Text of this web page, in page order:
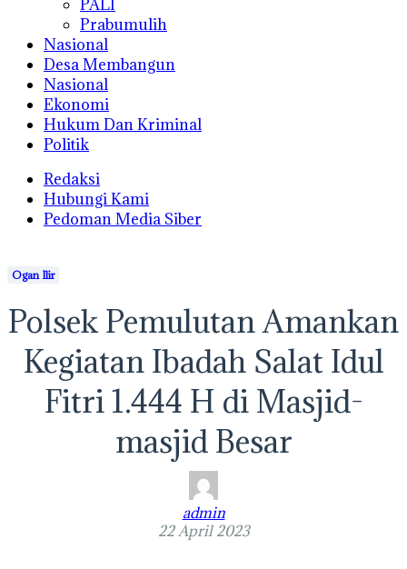
PALI
Prabumulih
Nasional
Desa Membangun
Nasional
Ekonomi
Hukum Dan Kriminal
Politik
Redaksi
Hubungi Kami
Pedoman Media Siber
Ogan Ilir
Polsek Pemulutan Amankan
Kegiatan Ibadah Salat Idul
Fitri 1.444 H di Masjid-
masjid Besar
admin
22 April 2023